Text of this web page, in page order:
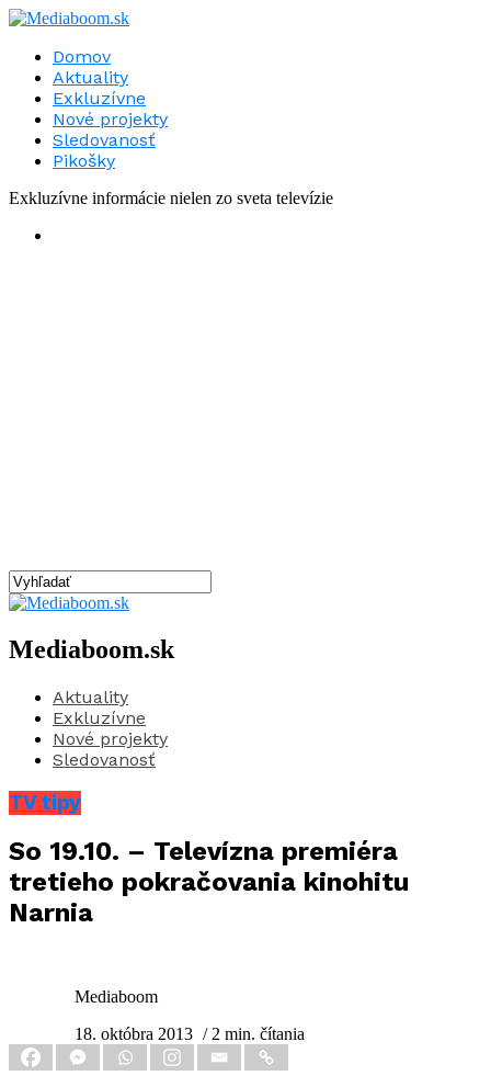
Domov
Aktuality
Exkluzívne
Nové projekty
Sledovanosť
Pikošky
Exkluzívne informácie nielen zo sveta televízie
Mediaboom.sk
Aktuality
Exkluzívne
Nové projekty
Sledovanosť
TV tipy
So 19.10. – Televízna premiéra
tretieho pokračovania kinohitu
Narnia
Mediaboom
18. októbra 2013 / 2 min. čítania